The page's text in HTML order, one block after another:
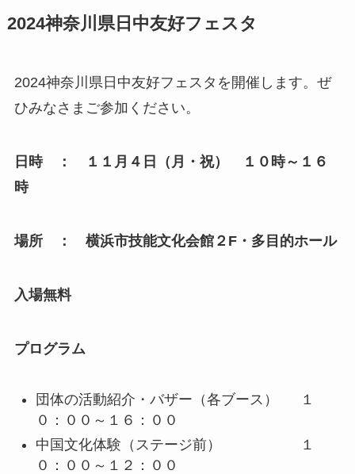
2024神奈川県日中友好フェスタ
2024神奈川県日中友好フェスタを開催します。ぜ
ひみなさまご参加ください。
日時 ： １１月４日（月・祝） １０時～１６
時
場所 ： 横浜市技能文化会館２ F・多目的ホール
入場無料
プログラム
団体の活動紹介・バザー（各ブース） １
０：００～１６：００
中国文化体験（ステージ前） １
０：００～１２：００